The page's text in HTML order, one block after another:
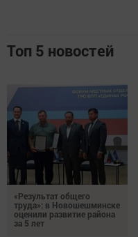
Топ 5 новостей
«Результат общего
труда»: в Новошешминске
оценили развитие района
за 5 лет